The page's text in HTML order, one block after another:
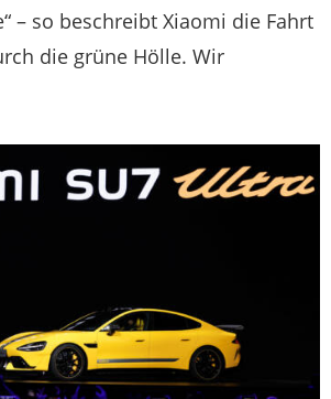
– so beschreibt Xiaomi die Fahrt
die grüne Hölle. Wir